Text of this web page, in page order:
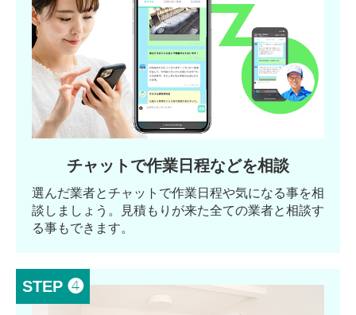
チャットで作業日程などを相談
選んだ業者とチャットで作業日程や気になる事を相
談しましょう。見積もりが来た全ての業者と相談す
る事もできます。
STEP ❹